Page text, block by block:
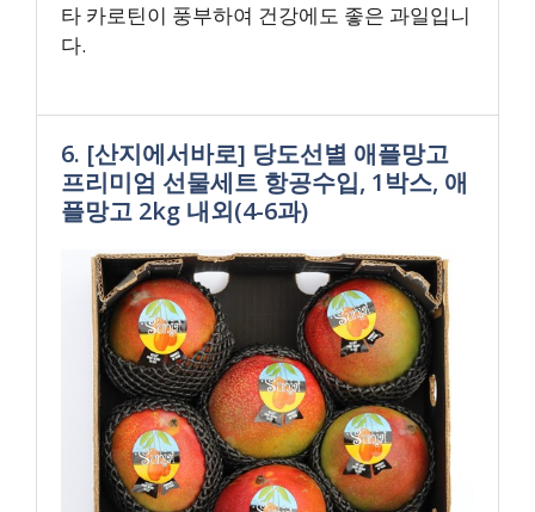
타 카로틴이 풍부하여 건강에도 좋은 과일입니
다.
6. [산지에서바로] 당도선별 애플망고
프리미엄 선물세트 항공수입, 1박스, 애
플망고 2kg 내외(4-6과)